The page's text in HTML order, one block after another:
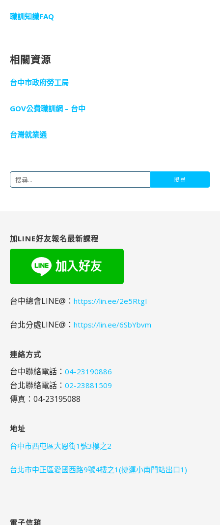
職訓知識FAQ
相關資源
台中市政府勞工局
GOV公費職訓網 – 台中
台灣就業通
搜
字:
加LINE好友報名最新課程
台中總會LINE@： https://lin.ee/2e5RtgI
台北分處LINE@： https://lin.ee/6SbYbvm
連絡方式
台中聯絡電話： 04-23190886
台北聯絡電話： 02-23881509
傳真：04-23195088
地址
台中市西屯區大恩街1號3樓之2
台北市中正區愛國西路9號4樓之1(捷運小南門站出口1)
電子信箱